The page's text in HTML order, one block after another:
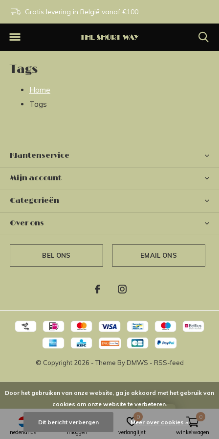
Gratis levering in België vanaf €100.
Tags
Home
Tags
Klantenservice
Mijn account
Categorieën
Over ons
BEL ONS EMAIL ONS
© Copyright 2026 - Theme By DMWS - RSS-feed
nederlands inloggen verlanglijst
0
winkelwagen
0
The Short Way4,9/5- Reviews @
Door het gebruiken van onze website, ga je akkoord met het gebruik van
cookies om onze website te verbeteren.
Dit bericht verbergen Meer over cookies »
LOYALTY